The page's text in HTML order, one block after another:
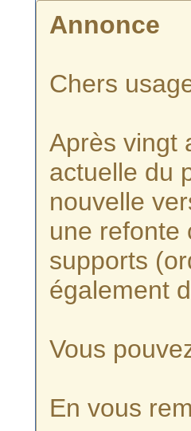
Annonce
Chers
Après vingt
actuelle du
nouvelle
une refonte
supports
également
Vous
En vous